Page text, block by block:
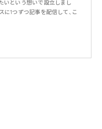
いという想いで設立しまし
に1つずつ記事を配信して、こ